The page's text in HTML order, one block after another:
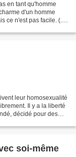
en tant qu'homme
d'un homme
ce n'est pas facile. (...)
leur homosexualité
Il y a la liberté
décidé pour des
soi-même